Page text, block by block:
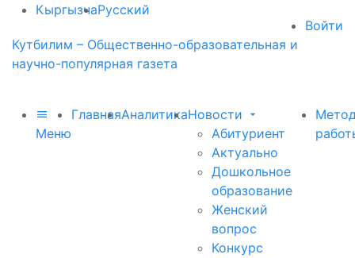
КыргызчаРусский
Войти
Кутбилим – Общественно-образовательная и
научно-популярная газета
Меню
ГлавнаяАналитикаНовости
Абитуриент
Актуально
Дошкольное
образование
Женский
вопрос
Конкурс